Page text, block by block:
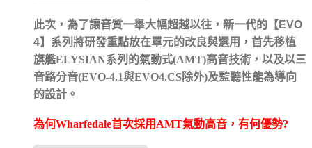
此次，為了讓音質一舉大幅超越以往，新一代的【 EVO
4】系列將研發重點放在單元的改良與選用，首先移植
旗艦ELYSIAN系列的氣動式(AMT)高音技術，以及以三
音路分音(EVO-4.1與EVO4.CS除外)及監聽性能為導向
的設計。
為何Wharfedale首次採用 AMT氣動高音，有何優勢?